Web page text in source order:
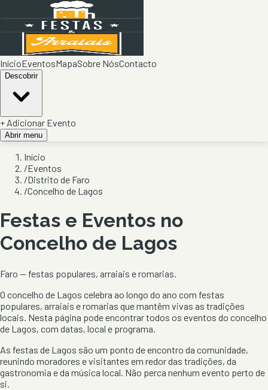
InícioEventosMapaSobre NósContacto
Descobrir
+ Adicionar Evento
Abrir menu
Início
/Eventos
/Distrito de Faro
/Concelho de Lagos
Festas e Eventos no
Concelho de Lagos
Faro — festas populares, arraiais e romarias.
O concelho de Lagos celebra ao longo do ano com festas
populares, arraiais e romarias que mantêm vivas as tradições
locais. Nesta página pode encontrar todos os eventos do concelho
de Lagos, com datas, local e programa.
As festas de Lagos são um ponto de encontro da comunidade,
reunindo moradores e visitantes em redor das tradições, da
gastronomia e da música local. Não perca nenhum evento perto de
si.